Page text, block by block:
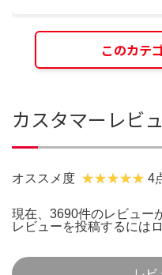
このカテ
カスタマーレビ
オススメ度 4
現在、3690件のレビュー
レビューを投稿するには